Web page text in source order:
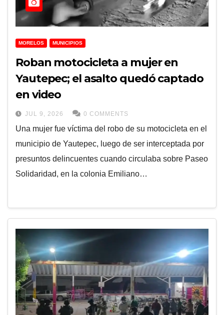
MORELOS MUNICIPIOS
Roban motocicleta a mujer en
Yautepec; el asalto quedó captado
en video
JUL 9, 2026 0 COMMENTS
Una mujer fue víctima del robo de su motocicleta en el
municipio de Yautepec, luego de ser interceptada por
presuntos delincuentes cuando circulaba sobre Paseo
Solidaridad, en la colonia Emiliano…